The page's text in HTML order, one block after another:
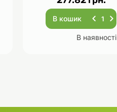
В кошик
В наявності